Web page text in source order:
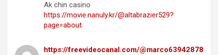
Ak chin casino
https://movie.nanuly.kr/@altabrazier529?
page=about
https://freevideocanal.com/@marco63942878